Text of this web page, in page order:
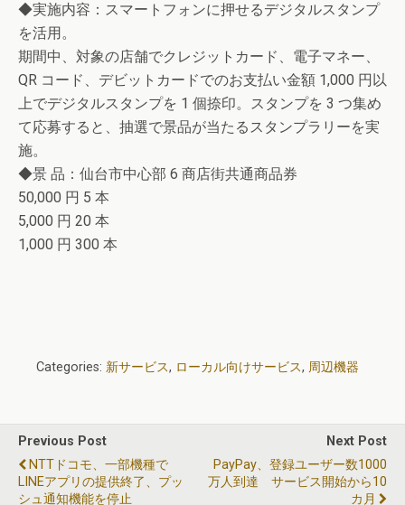
◆実施内容：スマートフォンに押せるデジタルスタンプ
を活用。
期間中、対象の店舗でクレジットカード、電子マネー、
QR コード、デビットカードでのお支払い金額 1,000 円以
上でデジタルスタンプを 1 個捺印。スタンプを 3 つ集め
て応募すると、抽選で景品が当たるスタンプラリーを実
施。
◆景 品：仙台市中心部 6 商店街共通商品券
50,000 円 5 本
5,000 円 20 本
1,000 円 300 本
Categories: 新サービス, ローカル向けサービス, 周辺機器
Previous Post
NTTドコモ、一部機種で
LINEアプリの提供終了、プッ
シュ通知機能を停止
Next Post
PayPay、登録ユーザー数1000
万人到達 サービス開始から10
カ月